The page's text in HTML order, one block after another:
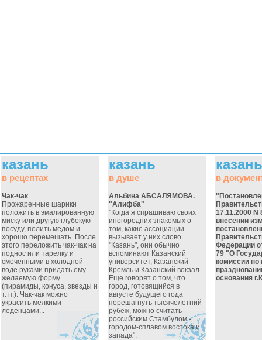
казань
в рецептах
Чак-чак
Прожаренные шарики
положить в эмалированную
миску или другую глубокую
посуду, полить медом и
хорошо перемешать. После
этого переложить чак-чак на
поднос или тарелку и
смоченными в холодной
воде руками придать ему
желаемую форму
(пирамиды, конуса, звезды и
т. п.). Чак-чак можно
украсить мелкими
леденцами...
казань
в душе
Альбина АБСАЛЯМОВА.
"Алифба"
"Когда я спрашиваю своих
иногородних знакомых о
том, какие ассоциации
вызывает у них слово
"Казань", они обычно
вспоминают Казанский
университет, Казанский
Кремль и Казанский вокзал.
Еще говорят о том, что
город, готовящийся в
августе будущего года
перешагнуть тысячелетний
рубеж, можно считать
российским Стамбулом -
городом-сплавом востока и
запада".
казань
в
17.11.2000 N
внесении
Федерации
79 "О
комиссии по
основания